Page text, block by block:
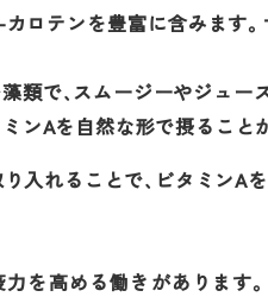
ロテンを豊富に含みます
類で、スムージーやジュー
ンAを自然な形で摂ること
入れることで、ビタミンA
力を高める働きがあります